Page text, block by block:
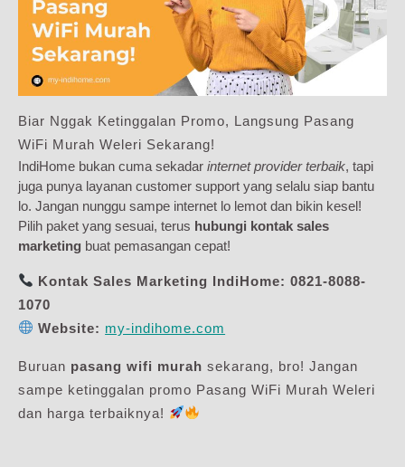
Biar Nggak Ketinggalan Promo, Langsung Pasang
WiFi Murah Weleri Sekarang!
IndiHome bukan cuma sekadar internet provider terbaik, tapi
juga punya layanan customer support yang selalu siap bantu
lo. Jangan nunggu sampe internet lo lemot dan bikin kesel!
Pilih paket yang sesuai, terus hubungi kontak sales
marketing buat pemasangan cepat!
Kontak Sales Marketing IndiHome: 0821-8088-
1070
Website: my-indihome.com
Buruan pasang wifi murah sekarang, bro! Jangan
sampe ketinggalan promo Pasang WiFi Murah Weleri
dan harga terbaiknya!